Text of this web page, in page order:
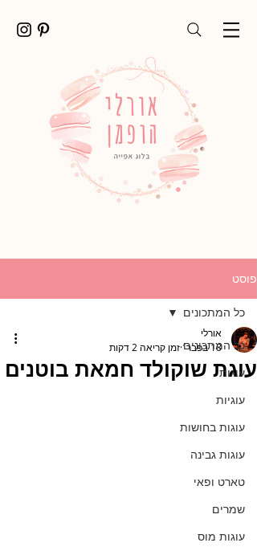
פוסט
כל המתכונים
עוגות
עוגיות
עוגות בחושות
עוגות גבינה
טארט ופאי
שמרים
עוגות מוס
כל המתכונים
עוגת שוקולד חמאת בוטנים
אורלי
18 בפבר׳
זמן קריאה 2 דקות